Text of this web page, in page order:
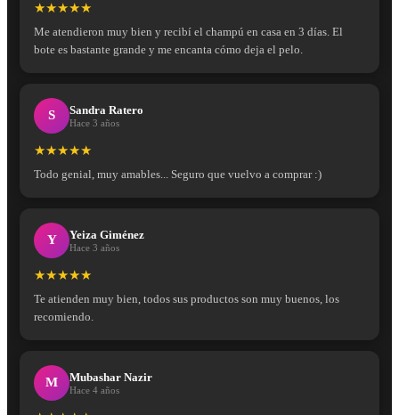
★★★★★
Me atendieron muy bien y recibí el champú en casa en 3 días. El
bote es bastante grande y me encanta cómo deja el pelo.
S Sandra Ratero
Hace 3 años
★★★★★
Todo genial, muy amables... Seguro que vuelvo a comprar :)
Y Yeiza Giménez
Hace 3 años
★★★★★
Te atienden muy bien, todos sus productos son muy buenos, los
recomiendo.
M Mubashar Nazir
Hace 4 años